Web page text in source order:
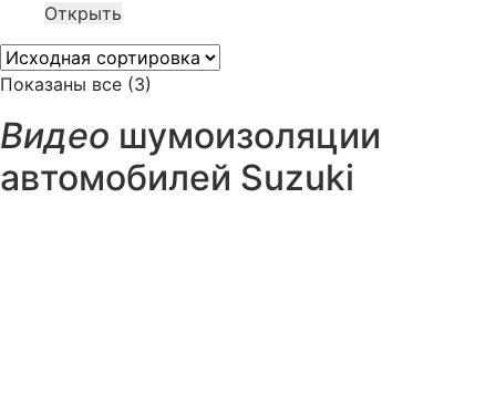
Открыть
Показаны все (3)
Видео шумоизоляции
автомобилей Suzuki